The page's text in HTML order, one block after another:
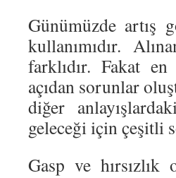
Günümüzde artış
kullanımıdır.
farklıdır. Fakat
açıdan sorunlar
diğer
geleceği için çeşitli
Gasp ve hırsızlık